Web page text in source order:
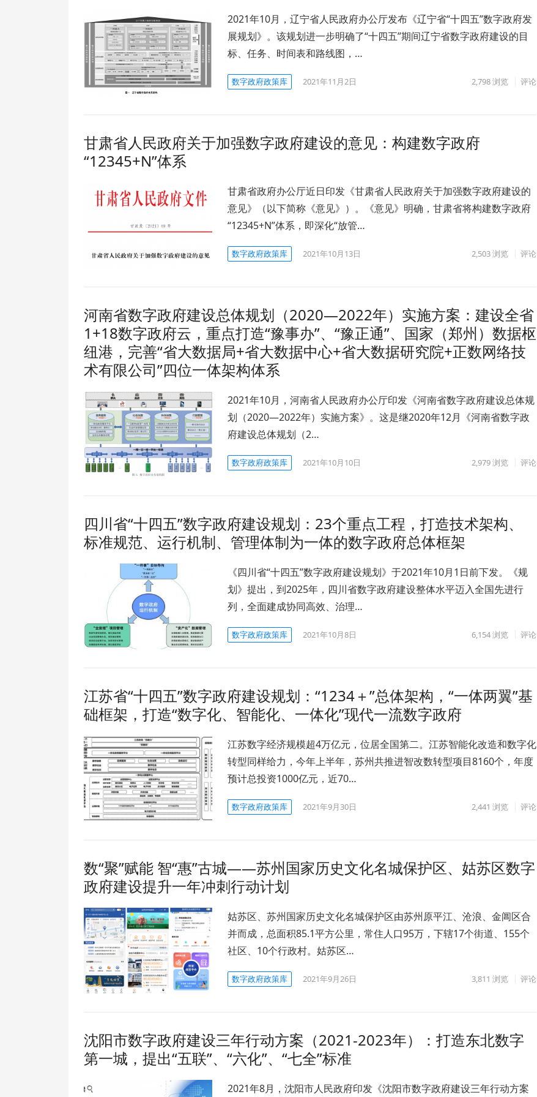
2021年10月，辽宁省人民政府办公厅发布《辽宁省“十四五”数字政府发
展规划》。该规划进一步明确了“十四五”期间辽宁省数字政府建设的目
标、任务、时间表和路线图，…
数字政府政策库 2021年11月2日 2,798浏览 评论
甘肃省人民政府关于加强数字政府建设的意见：构建数字政府
“12345+N”体系
甘肃省政府办公厅近日印发《甘肃省人民政府关于加强数字政府建设的
意见》（以下简称《意见》）。《意见》明确，甘肃省将构建数字政府
“12345+N”体系，即深化“放管…
数字政府政策库 2021年10月13日 2,503浏览 评论
河南省数字政府建设总体规划（2020—2022年）实施方案：建设全省
1+18数字政府云，重点打造“豫事办”、“豫正通”、国家（郑州）数据枢
纽港，完善“省大数据局+省大数据中心+省大数据研究院+正数网络技
术有限公司”四位一体架构体系
2021年10月，河南省人民政府办公厅印发《河南省数字政府建设总体规
划（2020—2022年）实施方案》。这是继2020年12月《河南省数字政
府建设总体规划（2…
数字政府政策库 2021年10月10日 2,979浏览 评论
四川省“十四五”数字政府建设规划：23个重点工程，打造技术架构、
标准规范、运行机制、管理体制为一体的数字政府总体框架
《四川省“十四五”数字政府建设规划》于2021年10月1日前下发。《规
划》提出，到2025年，四川省数字政府建设整体水平迈入全国先进行
列，全面建成协同高效、治理…
数字政府政策库 2021年10月8日 6,154浏览 评论
江苏省“十四五”数字政府建设规划：“1234＋”总体架构，“一体两翼”基
础框架，打造“数字化、智能化、一体化”现代一流数字政府
江苏数字经济规模超4万亿元，位居全国第二。江苏智能化改造和数字化
转型同样给力，今年上半年，苏州共推进智改数转型项目8160个，年度
预计总投资1000亿元，近70…
数字政府政策库 2021年9月30日 2,441 浏览 评论
数“聚”赋能 智“惠”古城——苏州国家历史文化名城保护区、姑苏区数字
政府建设提升一年冲刺行动计划
姑苏区、苏州国家历史文化名城保护区由苏州原平江、沧浪、金阊区合
并而成，总面积85.1平方公里，常住人口95万，下辖17个街道、155个
社区、10个行政村。姑苏区…
数字政府政策库 2021年9月26日 3,811 浏览 评论
沈阳市数字政府建设三年行动方案（2021-2023年）：打造东北数字
第一城，提出“五联”、“六化”、“七全”标准
2021年8月，沈阳市人民政府印发《沈阳市数字政府建设三年行动方案